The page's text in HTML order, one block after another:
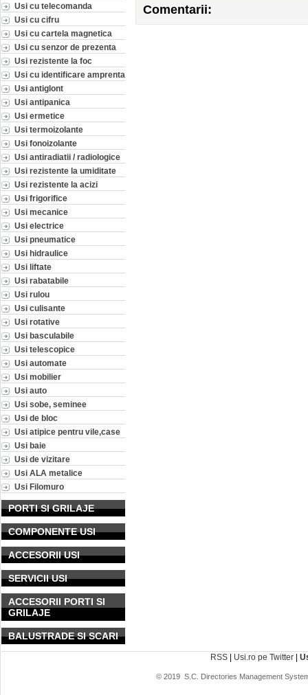
Usi cu telecomanda
Usi cu cifru
Usi cu cartela magnetica
Usi cu senzor de prezenta
Usi rezistente la foc
Usi cu identificare amprenta
Usi antiglont
Usi antipanica
Usi ermetice
Usi termoizolante
Usi fonoizolante
Usi antiradiatii / radiologice
Usi rezistente la umiditate
Usi rezistente la acizi
Usi frigorifice
Usi mecanice
Usi electrice
Usi pneumatice
Usi hidraulice
Usi liftate
Usi rabatabile
Usi rulou
Usi culisante
Usi rotative
Usi basculabile
Usi telescopice
Usi automate
Usi mobilier
Usi auto
Usi sobe, seminee
Usi de bloc
Usi atipice pentru vile,case
Usi baie
Usi de vizitare
Usi ALA metalice
Usi Filomuro
PORTI SI GRILAJE
COMPONENTE USI
ACCESORII USI
SERVICII USI
ACCESORII PORTI SI
GRILAJE
BALUSTRADE SI SCARI
Comentarii:
RSS | Usi.ro pe Twitter |
© 2019 S.C. Directories Management